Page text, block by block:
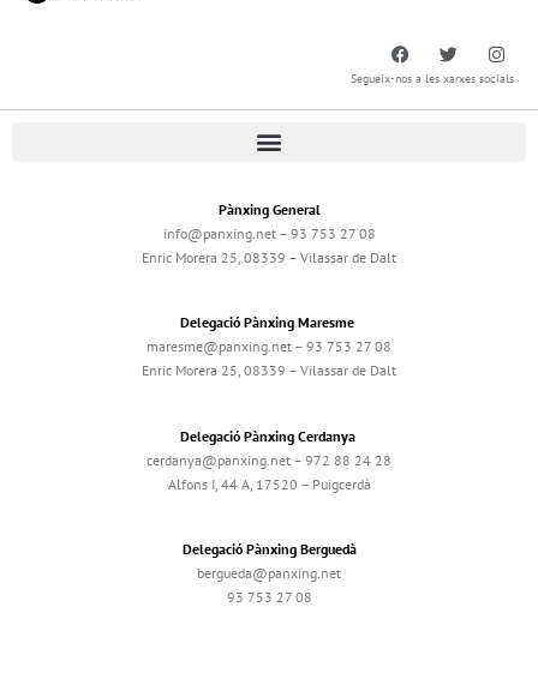
Segueix-nos a les xarxes socials
Pànxing General
info@panxing.net – 93 753 27 08
Enric Morera 25, 08339 – Vilassar de Dalt
Delegació Pànxing Maresme
maresme@panxing.net – 93 753 27 08
Enric Morera 25, 08339 – Vilassar de Dalt
Delegació Pànxing Cerdanya
cerdanya@panxing.net – 972 88 24 28
Alfons I, 44 A, 17520 – Puigcerdà
Delegació Pànxing Berguedà
bergueda@panxing.net
93 753 27 08